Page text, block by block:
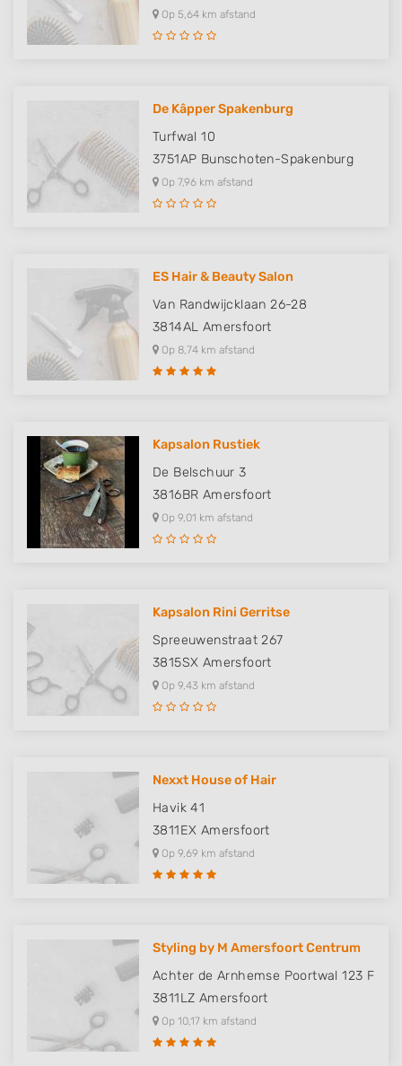
Op 5,64 km afstand
De Kâpper Spakenburg
Turfwal 10
3751AP Bunschoten-Spakenburg
Op 7,96 km afstand
ES Hair & Beauty Salon
Van Randwijcklaan 26-28
3814AL Amersfoort
Op 8,74 km afstand
Kapsalon Rustiek
De Belschuur 3
3816BR Amersfoort
Op 9,01 km afstand
Kapsalon Rini Gerritse
Spreeuwenstraat 267
3815SX Amersfoort
Op 9,43 km afstand
Nexxt House of Hair
Havik 41
3811EX Amersfoort
Op 9,69 km afstand
Styling by M Amersfoort Centrum
Achter de Arnhemse Poortwal 123 F
3811LZ Amersfoort
Op 10,17 km afstand